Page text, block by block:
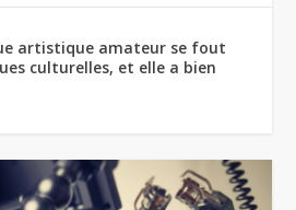
artistique amateur se fout
culturelles, et elle a bien